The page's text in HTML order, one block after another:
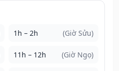
1h – 2h (Giờ Sửu)
11h – 12h (Giờ Ngọ)